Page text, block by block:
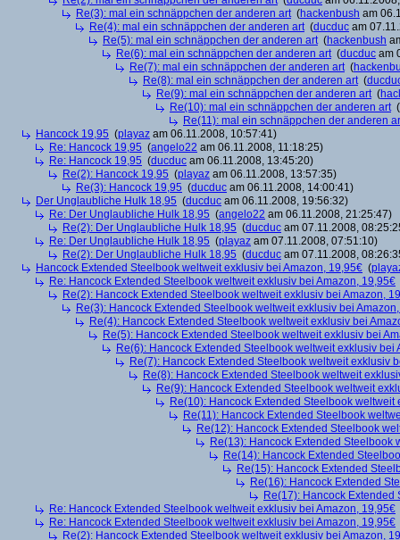
Re(3): mal ein schnäppchen der anderen art(hackenbush am
Re(4): mal ein schnäppchen der anderen art(ducduc am
Re(5): mal ein schnäppchen der anderen art(hackenbush
Re(6): mal ein schnäppchen der anderen art(ducduc am
Re(7): mal ein schnäppchen der anderen art(
Re(8): mal ein schnäppchen der anderen art(
Re(9): mal ein schnäppchen der anderen art(
Re(10): mal ein schnäppchen der anderen art(
Re(11): mal ein schnäppchen der anderen
Hancock 19,95 (playaz am 06.11.2008, 10:57:41)
Re: Hancock 19,95 (angelo22 am 06.11.2008, 11:18:25)
Re: Hancock 19,95 (ducduc am 06.11.2008, 13:45:20)
Re(2): Hancock 19,95 (playaz am 06.11.2008, 13:57:35)
Re(3): Hancock 19,95 (ducduc am 06.11.2008, 14:00:41)
Der Unglaubliche Hulk 18,95 (ducduc am 06.11.2008, 19:56:32)
Re: Der Unglaubliche Hulk 18,95 (angelo22 am 06.11.2008, 21:25:47)
Re(2): Der Unglaubliche Hulk 18,95 (ducduc am 07.11.2008,
Re: Der Unglaubliche Hulk 18,95 (playaz am 07.11.2008, 07:51:10)
Re(2): Der Unglaubliche Hulk 18,95 (ducduc am 07.11.2008,
Hancock Extended Steelbook weltweit exklusiv bei Amazon, 19,95€ (
Re: Hancock Extended Steelbook weltweit exklusiv bei Amazon, 19,95€
Re(2): Hancock Extended Steelbook weltweit exklusiv bei Amazon,
Re(3): Hancock Extended Steelbook weltweit exklusiv bei
Re(4): Hancock Extended Steelbook weltweit exklusiv bei
Re(5): Hancock Extended Steelbook weltweit exklusiv bei
Re(6): Hancock Extended Steelbook weltweit exklusiv bei
Re(7): Hancock Extended Steelbook weltweit exklusiv
Re(8): Hancock Extended Steelbook weltweit
Re(9): Hancock Extended Steelbook weltweit
Re(10): Hancock Extended Steelbook weltweit
Re(11): Hancock Extended Steelbook
Re(12): Hancock Extended Steelbook
Re(13): Hancock Extended Steelbook
Re(14): Hancock Extended
Re(15): Hancock Extended
Re(16): Hancock Extended
Re(17): Hancock
Re: Hancock Extended Steelbook weltweit exklusiv bei Amazon, 19,95€
Re: Hancock Extended Steelbook weltweit exklusiv bei Amazon, 19,95€
Re(2): Hancock Extended Steelbook weltweit exklusiv bei Amazon,